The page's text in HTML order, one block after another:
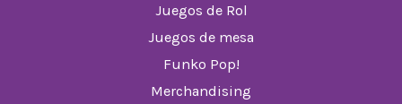
Juegos de Rol
Juegos de mesa
Funko Pop!
Merchandising